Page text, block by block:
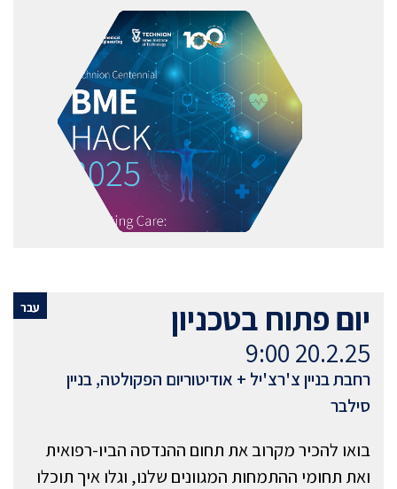
עבר יום פתוח בטכניון
20.2.25 9:00
רחבת בניין צ'רצ'יל + אודיטוריום הפקולטה, בניין
סילבר
בואו להכיר מקרוב את תחום ההנדסה הביו-רפואית
ואת תחומי ההתמחות המגוונים שלנו, וגלו איך תוכלו